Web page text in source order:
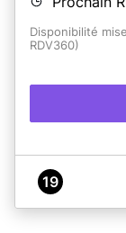
Disponibilité
RDV360)
A propos de
19